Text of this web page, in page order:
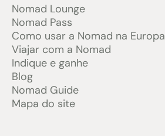
Nomad Lounge
Nomad Pass
Como usar a Nomad na Europa
Viajar com a Nomad
Indique e ganhe
Blog
Nomad Guide
Mapa do site